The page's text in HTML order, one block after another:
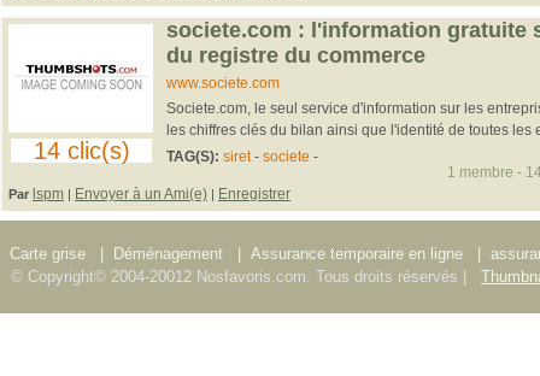
14 clic(s)
societe.com : l'information gratuite
du registre du commerce
www.societe.com
Societe.com, le seul service d'information sur les
les chiffres clés du bilan ainsi que l'identité de toutes les
TAG(S): siret- societe -
Par lspm | Envoyer à un Ami(e) | Enregistrer
1 membre -
Carte grise Déménagement Assurance temporaire en ligne
© Copyright© 2004-20012 Nosfavoris.com. Tous droits réservés |